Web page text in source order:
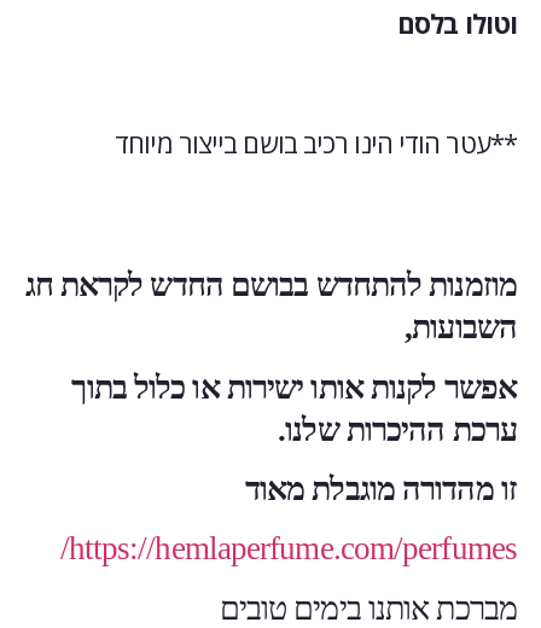
וטולו בלסם
**עטר הודי הינו רכיב בושם בייצור מיוחד
מוזמנות להתחדש בבושם החדש לקראת חג
השבועות,
אפשר לקנות אותו ישירות או כלול בתוך
ערכת ההיכרות שלנו.
זו מהדורה מוגבלת מאוד
https://hemlaperfume.com/perfumes/
מברכת אותנו בימים טובים